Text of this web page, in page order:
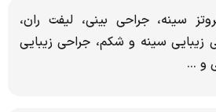
سینه، جراحی بینی، لیفت ران،
زیبایی سینه و شکم، جراحی زیبایی
و ...